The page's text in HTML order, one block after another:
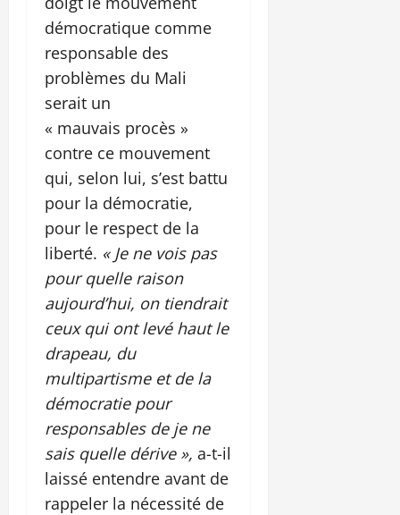
démocratique comme
responsable des
problèmes du Mali
serait un
« mauvais procès »
contre ce mouvement
qui, selon lui, s’est battu
pour la démocratie,
pour le respect de la
liberté. « Je ne vois pas
pour quelle raison
aujourd’hui, on tiendrait
ceux qui ont levé haut le
drapeau, du
multipartisme et de la
démocratie pour
responsables de je ne
sais quelle dérive », a-t-il
laissé entendre avant de
rappeler la nécessité de